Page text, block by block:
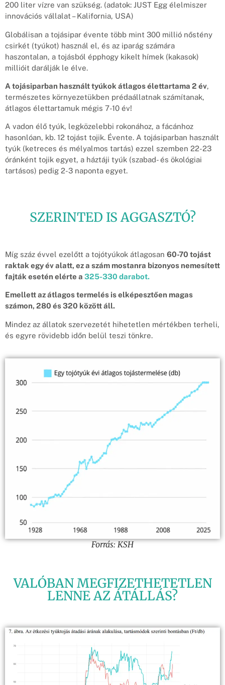
200 liter vízre van szükség. (adatok: JUST Egg élelmiszer
innovációs vállalat – Kalifornia, USA)
Globálisan a tojásipar évente több mint 300 millió nőstény
csirkét (tyúkot) használ el, és az iparág számára
haszontalan, a tojásból épphogy kikelt hímek (kakasok)
millióit darálják le élve.
A tojásiparban használt tyúkok átlagos élettartama 2 év,
természetes környezetükben prédaállatnak számítanak,
átlagos élettartamuk mégis 7-10 év!
A vadon élő tyúk, legközelebbi rokonához, a fácánhoz
hasonlóan, kb. 12 tojást tojik. Évente. A tojásiparban használt
tyúk (ketreces és mélyalmos tartás) ezzel szemben 22-23
óránként tojik egyet, a háztáji tyúk (szabad- és ökológiai
tartásos) pedig 2-3 naponta egyet.
SZERINTED IS AGGASZTÓ?
Míg száz évvel ezelőtt a tojótyúkok átlagosan 60-70 tojást
raktak egy év alatt, ez a szám mostanra bizonyos nemesített
fajták esetén elérte a 325-330 darabot.
Emellett az átlagos termelés is elképesztően magas
számon, 280 és 320 között áll.
Mindez az állatok szervezetét hihetetlen mértékben terheli,
és egyre rövidebb időn belül teszi tönkre.
Forrás: KSH
VALÓBAN MEGFIZETHETETLEN
LENNE AZ ÁTÁLLÁS?